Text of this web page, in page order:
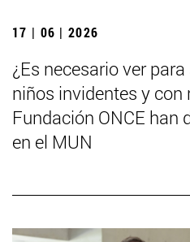
17 | 06 | 2026
¿Es necesario ver
niños invidentes y con
Fundación ONCE han
en el MUN